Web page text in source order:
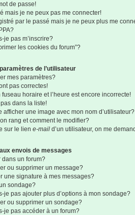
de passe!
mais je ne peux pas me connecter!
par le passé mais je ne peux plus me
je pas m’inscrire?
les cookies du forum”?
de l’utilisateur
mes paramètres?
pas correctes!
fuseau horaire et l’heure est encore incorrecte!
dans la liste!
afficher une image avec mon nom d’utilisateur?
rang et comment le modifier?
sur le lien e-mail d’un utilisateur, on me
envois de messages
dans un forum?
ou supprimer un message?
une signature à mes messages?
sondage?
je pas ajouter plus d’options à mon sondage?
ou supprimer un sondage?
je pas accéder à un forum?